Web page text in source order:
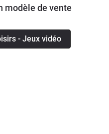
modèle de vente
- Jeux vidéo